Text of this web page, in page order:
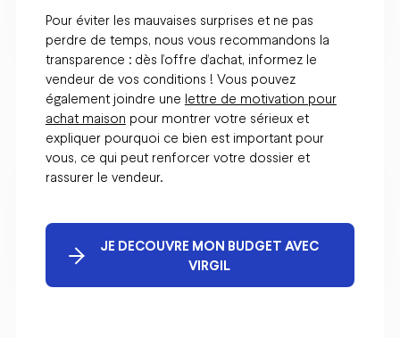
Pour éviter les mauvaises surprises et ne pas
perdre de temps, nous vous recommandons la
transparence : dès l’offre d’achat, informez le
vendeur de vos conditions ! Vous pouvez
également joindre une lettre de motivation pour
achat maison pour montrer votre sérieux et
expliquer pourquoi ce bien est important pour
vous, ce qui peut renforcer votre dossier et
rassurer le vendeur.
JE DECOUVRE MON BUDGET AVEC
VIRGIL